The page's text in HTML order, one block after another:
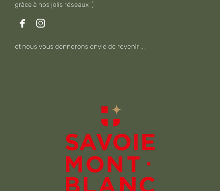
grâce à nos jolis réseaux :)
 
et nous vous donnerons envie de revenir ...